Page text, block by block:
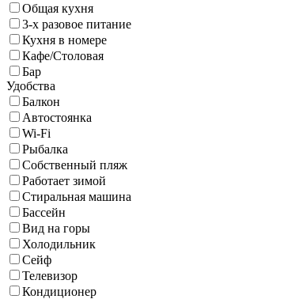
Общая кухня
3-х разовое питание
Кухня в номере
Кафе/Столовая
Бар
Удобства
Балкон
Автостоянка
Wi-Fi
Рыбалка
Собственный пляж
Работает зимой
Стиральная машина
Бассейн
Вид на горы
Холодильник
Сейф
Телевизор
Кондиционер